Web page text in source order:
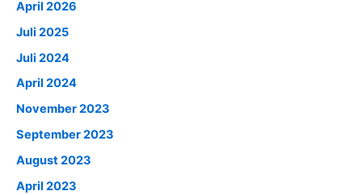
April 2026
Juli 2025
Juli 2024
April 2024
November 2023
September 2023
August 2023
April 2023